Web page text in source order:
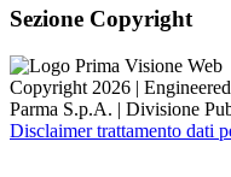
Sezione Copyright
Copyright 2026 |
Parma S.p.A. | Divisione
Disclaimer trattamento dati